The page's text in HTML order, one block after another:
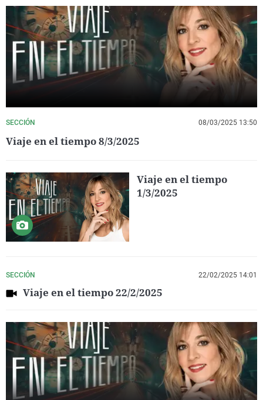
SECCIÓN 08/03/2025 13:50
Viaje en el tiempo 8/3/2025
Viaje en el tiempo
1/3/2025
SECCIÓN 22/02/2025 14:01
Viaje en el tiempo 22/2/2025